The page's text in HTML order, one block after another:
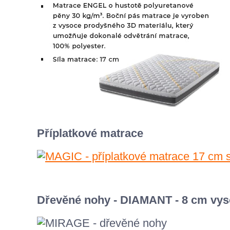
Příplatkové matrace
Dřevěné nohy - DIAMANT - 8 cm